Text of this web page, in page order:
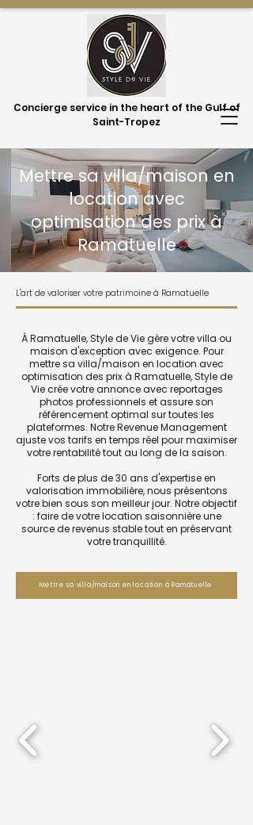
Concierge service in the heart of the Gulf of
Saint-Tropez
Mettre sa villa/maison en
location avec
optimisation des prix à
Ramatuelle
L'art de valoriser votre patrimoine à Ramatuelle
À Ramatuelle, Style de Vie gère votre villa ou
maison d'exception avec exigence. Pour
mettre sa villa/maison en location avec
optimisation des prix à Ramatuelle, Style de
Vie crée votre annonce avec reportages
photos professionnels et assure son
référencement optimal sur toutes les
plateformes. Notre Revenue Management
ajuste vos tarifs en temps réel pour maximiser
votre rentabilité tout au long de la saison.
Forts de plus de 30 ans d'expertise en
valorisation immobilière, nous présentons
votre bien sous son meilleur jour. Notre objectif
: faire de votre location saisonnière une
source de revenus stable tout en préservant
votre tranquillité.
Mettre sa villa/maison en location à Ramatuelle